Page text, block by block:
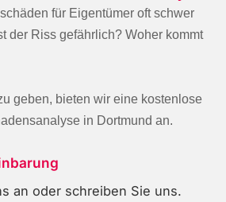
für Eigentümer oft schwer
der Riss gefährlich? Woher kommt
geben, bieten wir eine kostenlose
in Dortmund an.
an oder schreiben Sie uns.